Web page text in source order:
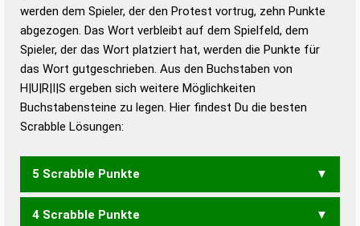
Duden – Standardwerk in 12 Bänden
Duden – Richtiges und gutes
Deutsch
Duden – Die deutsche Grammatik
Duden – Deutsches
werden dem Spieler, der den Protest vortrug, zehn Punkte
abgezogen. Das Wort verbleibt auf dem Spielfeld, dem
Spieler, der das Wort platziert hat, werden die Punkte für
das Wort gutgeschrieben. Aus den Buchstaben von
H|U|R|I|S ergeben sich weitere Möglichkeiten
Buchstabensteine zu legen. Hier findest Du die besten
Scrabble Lösungen:
5 Scrabble Punkte
RHUS RUSH
4 Scrabble Punkte